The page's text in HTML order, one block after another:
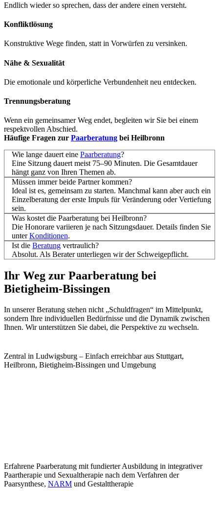
Endlich wieder so sprechen, dass der andere einen versteht.
Konfliktlösung
Konstruktive Wege finden, statt in Vorwürfen zu versinken.
Nähe & Sexualität
Die emotionale und körperliche Verbundenheit neu entdecken.
Trennungsberatung
Wenn ein gemeinsamer Weg endet, begleiten wir Sie bei einem
respektvollen Abschied.
Häufige Fragen zur Paarberatung bei Heilbronn
Wie lange dauert eine Paarberatung?
Eine Sitzung dauert meist 75–90 Minuten. Die Gesamtdauer
hängt ganz von Ihren Themen ab.
Müssen immer beide Partner kommen?
Ideal ist es, gemeinsam zu starten. Manchmal kann aber auch ein
Einzelberatung der erste Impuls für Veränderung oder Vertiefung
sein.
Was kostet die Paarberatung bei Heilbronn?
Die Honorare variieren je nach Sitzungsdauer. Details finden Sie
unterKonditionen.
Ist die Beratung vertraulich?
Absolut. Als Berater unterliegen wir der Schweigepflicht.
Ihr Weg zur Paarberatung bei
Bietigheim-Bissingen
In unserer Beratung stehen nicht „Schuldfragen“ im Mittelpunkt,
sondern Ihre individuellen Bedürfnisse und die Dynamik zwischen
Ihnen. Wir unterstützen Sie dabei, die Perspektive zu wechseln.
Zentral in Ludwigsburg – Einfach erreichbar aus Stuttgart,
Heilbronn, Bietigheim-Bissingen und Umgebung
Erfahrene Paarberatung mit fundierter Ausbildung in integrativer
Paartherapie und Sexualtherapie nach dem Verfahren der
Paarsynthese, NARM und Gestalttherapie